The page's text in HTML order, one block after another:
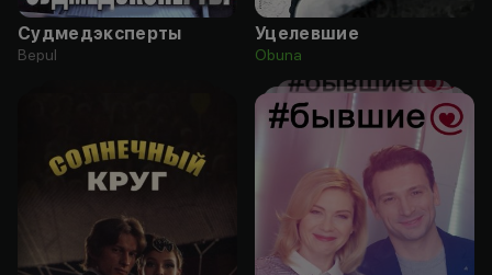
Судмедэксперты
Bepul
Уцелевшие
Obuna